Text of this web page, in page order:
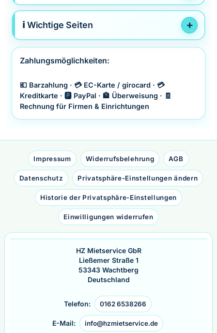
ℹ️ Wichtige Seiten
Zahlungsmöglichkeiten:
💶 Barzahlung · 💳 EC-Karte / girocard · 💳
Kreditkarte · 🅿️ PayPal · 🏦 Überweisung · 🧾
Rechnung für Firmen & Einrichtungen
Impressum Widerrufsbelehrung AGB
Datenschutz Privatsphäre-Einstellungen ändern
Historie der Privatsphäre-Einstellungen
Einwilligungen widerrufen
HZ Mietservice GbR
Ließemer Straße 1
53343 Wachtberg
Deutschland
Telefon: 0162 6538266
E-Mail: info@hzmietservice.de